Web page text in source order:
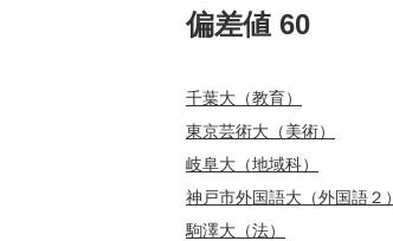
偏差値 60
千葉大（教育）
東京芸術大（美術）
岐阜大（地域科）
神戸市外国語大（外国語２）
駒澤大（法）